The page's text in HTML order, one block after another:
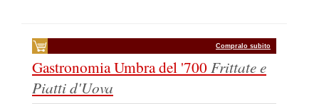
Compralo subito
Gastronomia Umbra del '700Frittate e
Piatti d'Uova